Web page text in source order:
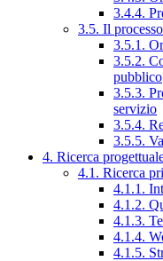
3.4.4.
3.5. Il
3.5.1.
3.5.2.
pubblico
3.5.3.
servizio
3.5.4.
3.5.5.
4. Ricerca
4.1. Ricerca
4.1.1.
4.1.2.
4.1.3.
4.1.4.
4.1.5.